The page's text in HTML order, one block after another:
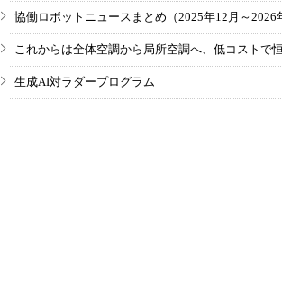
協働ロボットニュースまとめ（2025年12月～2026
これからは全体空調から局所空調へ、低コストで
生成AI対ラダープログラム